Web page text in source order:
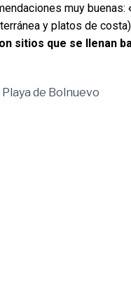
muy buenas:
y platos de
sitios que se llenan